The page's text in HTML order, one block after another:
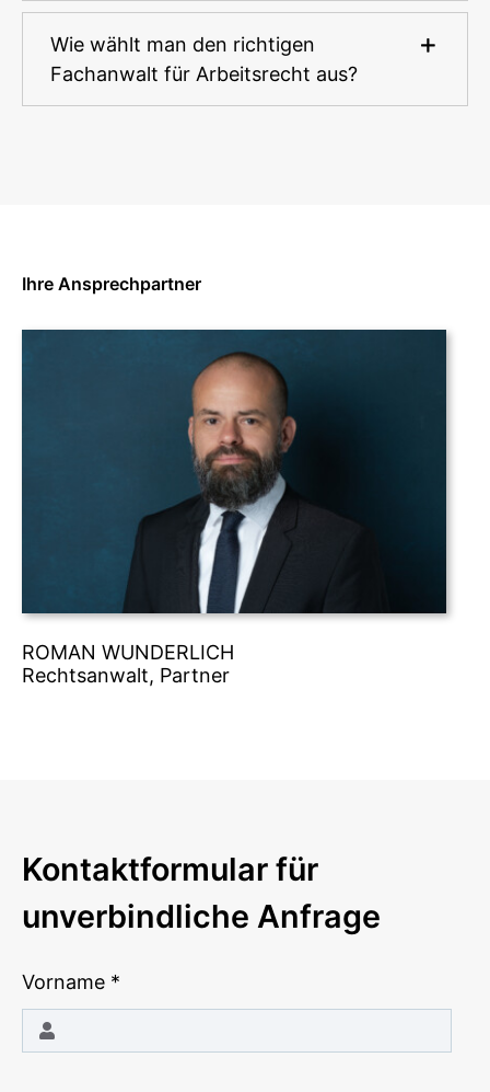
Wie wählt man den richtigen
Fachanwalt für Arbeitsrecht aus?
Ihre Ansprechpartner
ROMAN WUNDERLICH
Rechtsanwalt, Partner
Kontaktformular für
unverbindliche Anfrage
Vorname *